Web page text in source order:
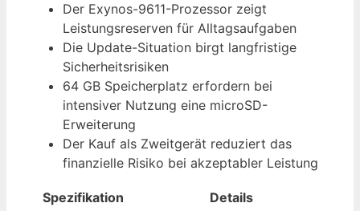
Der Exynos-9611-Prozessor zeigt
Leistungsreserven für Alltagsaufgaben
Die Update-Situation birgt langfristige
Sicherheitsrisiken
64 GB Speicherplatz erfordern bei
intensiver Nutzung eine microSD-
Erweiterung
Der Kauf als Zweitgerät reduziert das
finanzielle Risiko bei akzeptabler Leistung
Spezifikation
Details